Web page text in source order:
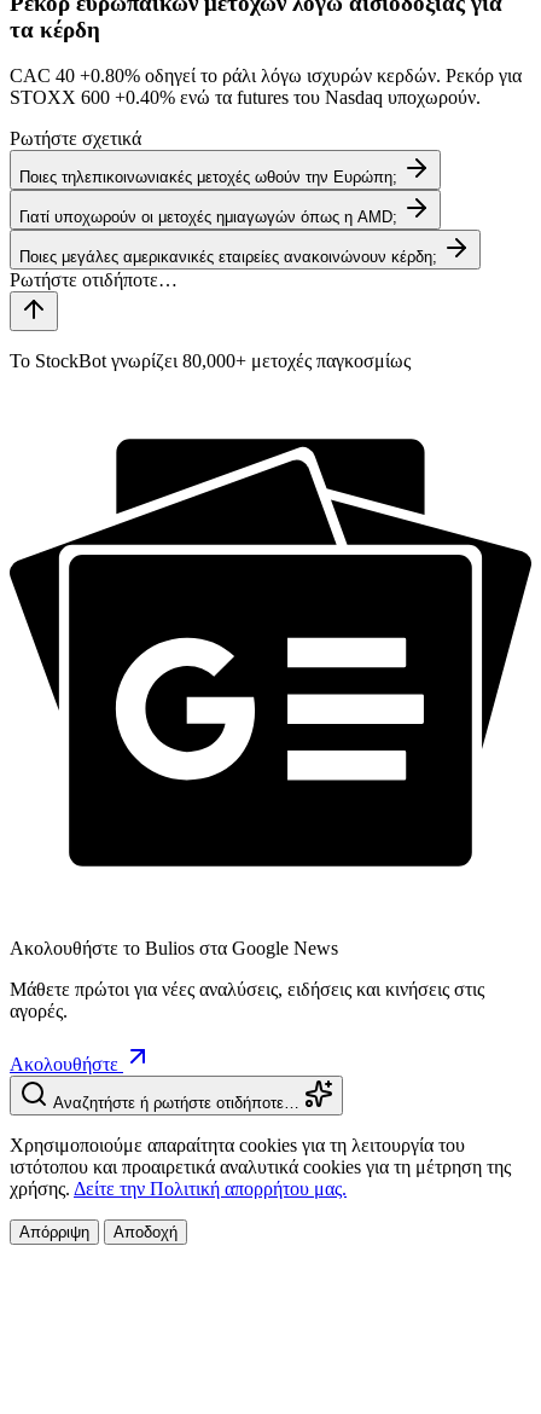
τα κέρδη
CAC 40 +0.80% οδηγεί το ράλι λόγω ισχυρών κερδών. Ρεκόρ για
STOXX 600 +0.40% ενώ τα futures του Nasdaq υποχωρούν.
Ρωτήστε σχετικά
Ποιες τηλεπικοινωνιακές μετοχές ωθούν την Ευρώπη;
Γιατί υποχωρούν οι μετοχές ημιαγωγών όπως η AMD;
Ποιες μεγάλες αμερικανικές εταιρείες ανακοινώνουν κέρδη;
Το StockBot γνωρίζει 80,000+ μετοχές παγκοσμίως
Ακολουθήστε το Bulios στα Google News
Μάθετε πρώτοι για νέες αναλύσεις, ειδήσεις και κινήσεις στις
αγορές.
Ακολουθήστε
Αναζητήστε ή ρωτήστε οτιδήποτε…
Χρησιμοποιούμε απαραίτητα cookies για τη λειτουργία του
ιστότοπου και προαιρετικά αναλυτικά cookies για τη μέτρηση της
χρήσης. Δείτε την Πολιτική απορρήτου μας.
Απόρριψη Αποδοχή